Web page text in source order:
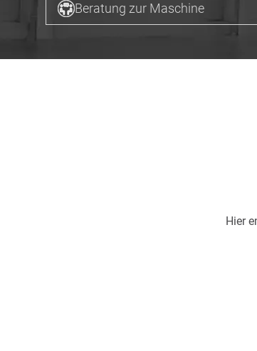
Beratung zur Maschine
Hier